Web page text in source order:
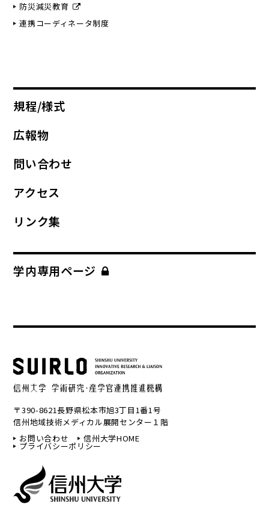
防災減災教育
連携コーディネータ制度
規程/様式
広報物
問い合わせ
アクセス
リンク集
学内専用ページ
〒390-8621長野県松本市旭3丁目1番1号
信州地域技術メディカル展開センター１階
お問い合わせ
信州大学HOME
プライバシーポリシー